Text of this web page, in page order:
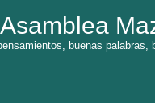
Asamblea
buenas